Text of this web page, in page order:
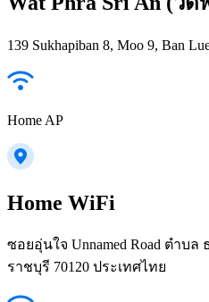
139 Sukhapiban 8, Moo 9, Ban
Home AP
Home WiFi
ซอยอุ่นใจ Unnamed Road ตำบ
ราชบุรี 70120 ประเทศไทย